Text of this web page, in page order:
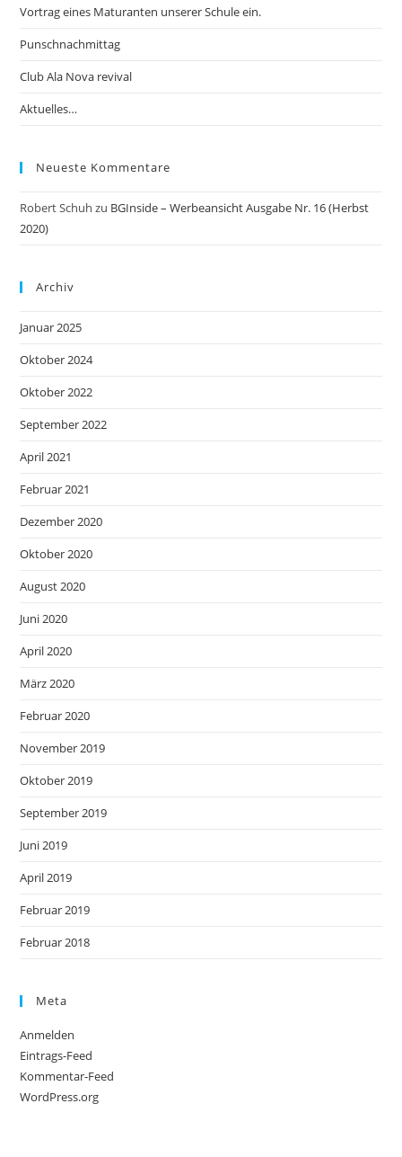
Vortrag eines Maturanten unserer Schule ein.
Punschnachmittag
Club Ala Nova revival
Aktuelles…
Neueste Kommentare
Robert Schuh zu BGInside – Werbeansicht Ausgabe Nr. 16 (Herbst
2020)
Archiv
Januar 2025
Oktober 2024
Oktober 2022
September 2022
April 2021
Februar 2021
Dezember 2020
Oktober 2020
August 2020
Juni 2020
April 2020
März 2020
Februar 2020
November 2019
Oktober 2019
September 2019
Juni 2019
April 2019
Februar 2019
Februar 2018
Meta
Anmelden
Eintrags-Feed
Kommentar-Feed
WordPress.org